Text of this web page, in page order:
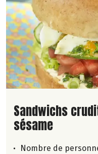
Lire la suite de
Sandwichs
sésame
Nombre de